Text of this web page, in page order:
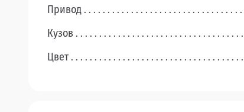
Привод
Кузов
Цвет